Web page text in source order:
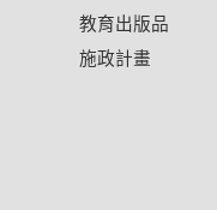
教育出版品
施政計畫